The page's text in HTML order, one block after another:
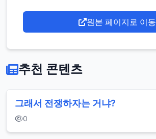
원본 페이지로 이동
추천 콘텐츠
그래서 전쟁하자는 거냐?
0